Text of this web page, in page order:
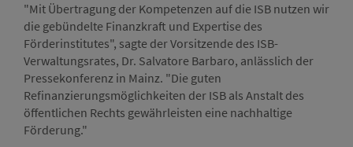
"Mit Übertragung der Kompetenzen auf die ISB nutzen wir
die gebündelte Finanzkraft und Expertise des
Förderinstitutes", sagte der Vorsitzende des ISB-
Verwaltungsrates, Dr. Salvatore Barbaro, anlässlich der
Pressekonferenz in Mainz. "Die guten
Refinanzierungsmöglichkeiten der ISB als Anstalt des
öffentlichen Rechts gewährleisten eine nachhaltige
Förderung."